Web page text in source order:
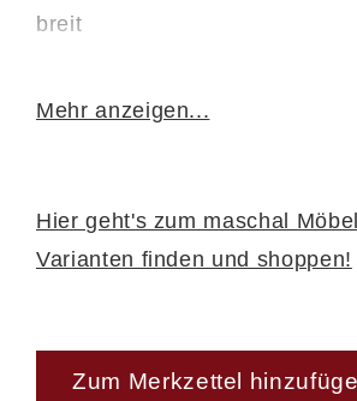
breit
Mehr anzeigen...
Hier geht's zum maschal
Varianten finden und shoppen!
Zum Merkzettel